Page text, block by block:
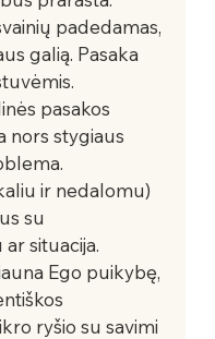
padedamas,
galią. Pasaka
pasakos
nors stygiaus
ir nedalomu)
su
situacija.
Ego puikybę,
ryšio su savimi